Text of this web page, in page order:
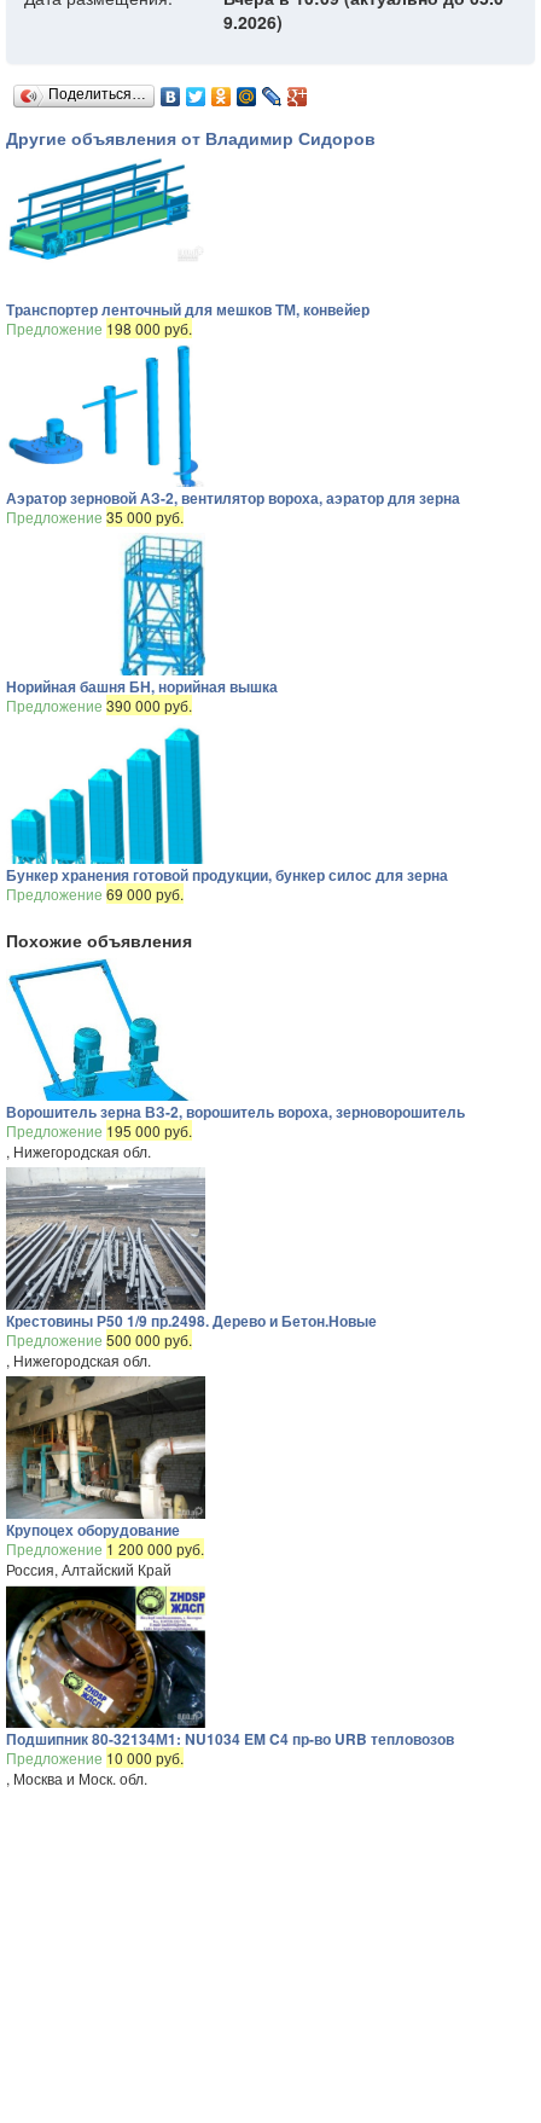
9.2026)
Поделиться…
Другие объявления от Владимир Сидоров
Транспортер ленточный для мешков ТМ, конвейер
Предложение 198 000 руб.
Аэратор зерновой АЗ-2, вентилятор вороха, аэратор для зерна
Предложение 35 000 руб.
Норийная башня БН, норийная вышка
Предложение 390 000 руб.
Бункер хранения готовой продукции, бункер силос для зерна
Предложение 69 000 руб.
Похожие объявления
Ворошитель зерна ВЗ-2, ворошитель вороха, зерноворошитель
Предложение 195 000 руб.
, Нижегородская обл.
Крестовины Р50 1/9 пр.2498. Дерево и Бетон.Новые
Предложение 500 000 руб.
, Нижегородская обл.
Крупоцех оборудование
Предложение 1 200 000 руб.
Россия, Алтайский Край
Подшипник 80-32134М1: NU1034 EM C4 пр-во URB тепловозов
Предложение 10 000 руб.
, Москва и Моск. обл.